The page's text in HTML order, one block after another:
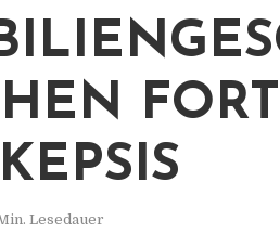
Lesedauer